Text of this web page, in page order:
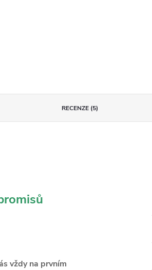
RECENZE (5)
vždy na prvním